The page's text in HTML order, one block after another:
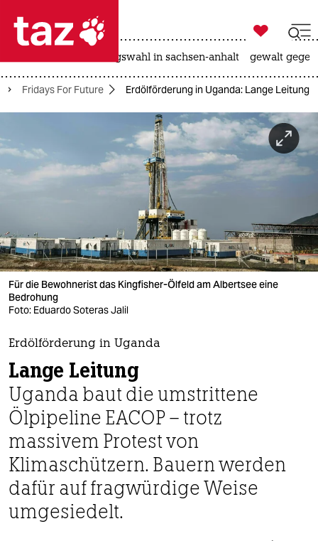
 taz zahl ich
taz zahl ich
politik
kultur
sport
nord
wahrheit
verlag
verlag
veranstaltungen
shop

taz zahl ich
landtagswahl in sachsen-anhalt gewalt
Fridays For Future Erdölförderung in Uganda: Lange Leitung
Für die Bewohnerist das Kingfisher-Ölfeld am Albertsee eine
Bedrohung
Foto: Eduardo Soteras Jalil
Erdölförderung in Uganda
Lange Leitung
Uganda baut die umstrittene
Ölpipeline EACOP – trotz
massivem Protest von
Klimaschützern. Bauern werden
dafür auf fragwürdige Weise
umgesiedelt.